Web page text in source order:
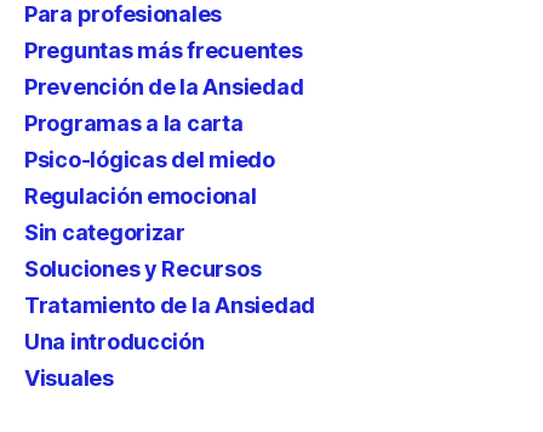
Para profesionales
Preguntas más frecuentes
Prevención de la Ansiedad
Programas a la carta
Psico-lógicas del miedo
Regulación emocional
Sin categorizar
Soluciones y Recursos
Tratamiento de la Ansiedad
Una introducción
Visuales